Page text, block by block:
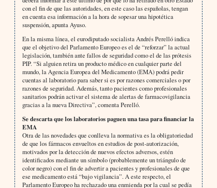
con el fin de que las autoridades, en este caso las españolas, tengan
en cuenta esa información a la hora de sopesar una hipotética
suspensión, apunta Ayuso.
En la misma línea, el eurodiputado socialista Andrés Perelló indica
que el objetivo del Parlamento Europeo es el de “reforzar” la actual
legislación, también ante fallos de seguridad como el de las prótesis
PIP. “Si alguien retira un producto médico en cualquier parte del
mundo, la Agencia Europea del Medicamento (EMA) podrá pedir
cuentas al laboratorio para saber si es por razones comerciales o por
razones de seguridad. Además, tanto pacientes como profesionales
sanitarios podrán activar el sistema de alertas de farmacovigilancia
gracias a la nueva Directiva”, comenta Perelló.
Se descarta que los laboratorios paguen una tasa para financiar la
EMA
Otra de las novedades que conlleva la normativa es la obligatoriedad
de que los fármacos envueltos en estudios de post-autorización,
motivados por la detección de nuevos efectos adversos, estén
identificados mediante un símbolo (probablemente un triángulo de
color negro) con el fin de advertir a pacientes y profesionales de que
ese medicamento está “bajo vigilancia”. A este respecto, el
Parlamento Europeo ha rechazado una enmienda por la cual se pedía